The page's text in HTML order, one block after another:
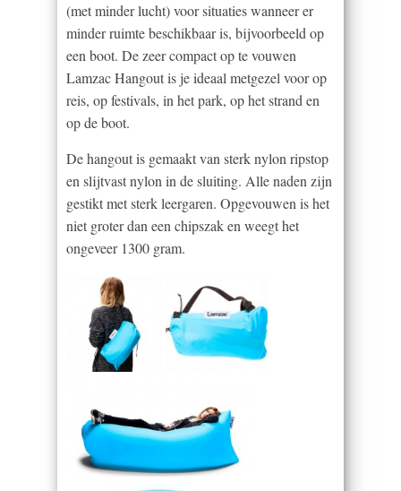
(met minder lucht) voor situaties wanneer er
minder ruimte beschikbaar is, bijvoorbeeld op
een boot. De zeer compact op te vouwen
Lamzac Hangout is je ideaal metgezel voor op
reis, op festivals, in het park, op het strand en
op de boot.
De hangout is gemaakt van sterk nylon ripstop
en slijtvast nylon in de sluiting. Alle naden zijn
gestikt met sterk leergaren. Opgevouwen is het
niet groter dan een chipszak en weegt het
ongeveer 1300 gram.